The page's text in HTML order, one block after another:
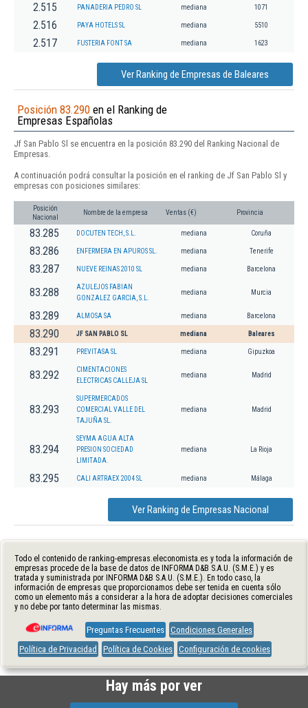
2.515 PANADERIA PEDRO SL mediana 1071
2.516 PAYA HOTELS SL mediana 5510
2.517 FUSTERIA FONT SA mediana 1623
Ver Ranking de Empresas de Baleares
Posición 83.290 en el Ranking de
Empresas Españolas
Jf San Pablo Sl se encuentra en la posición 83.290 del Ranking Nacional de
Empresas.
A continuación podrá consultar la posición en el ranking de Jf San Pablo Sl y
empresas con posiciones similares:
Posición
Nacional
Nombre de la empresa Ventas (€) Provincia
83.285 DOCUTEN TECH, S.L. mediana Coruña
83.286 ENFERMERA EN APUROS SL. mediana Tenerife
83.287 NUEVE REINAS 2010 SL mediana Barcelona
83.288
AZULEJOS FABIAN
GONZALEZ GARCIA, S.L.
mediana Murcia
83.289 ALMOSA SA mediana Barcelona
83.290 JF SAN PABLO SL mediana Baleares
83.291 PREVITASA SL mediana Gipuzkoa
83.292
CIMENTACIONES
ELECTRICAS CALLEJA SL
mediana Madrid
83.293
SUPERMERCADOS
COMERCIAL VALLE DEL
TAJUÑA SL.
mediana Madrid
83.294
SEYMA AGUA ALTA
PRESION SOCIEDAD
LIMITADA.
mediana La Rioja
83.295 CALI ARTRAEX 2004 SL mediana Málaga
Ver Ranking de Empresas Nacional
Todo el contenido de ranking-empresas.eleconomista.es y toda la información de
empresas procede de la base de datos de INFORMA D&B S.A.U. (S.M.E.) y es
tratada y suministrada por INFORMA D&B S.A.U. (S.M.E.). En todo caso, la
información de empresas que proporcionamos debe ser tenida en cuenta sólo
como un elemento más a considerar a la hora de adoptar decisiones comerciales
y no debe por tanto determinar las mismas.
Preguntas Frecuentes Condiciones Generales
Política de Privacidad
Política de Cookies Configuración de cookies
Hay más por ver